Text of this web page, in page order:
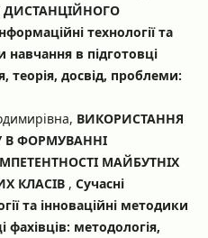
ДИСТАНЦІЙНОГО
технології та
навчання в підготовці
теорія, досвід, проблеми:
ВИКОРИСТАННЯ
В ФОРМУВАННІ
МАЙБУТНІХ
КЛАСІВ , Сучасні
та інноваційні методики
фахівців: методологія,